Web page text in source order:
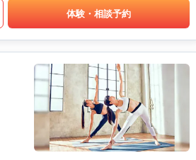
体験・相談予約